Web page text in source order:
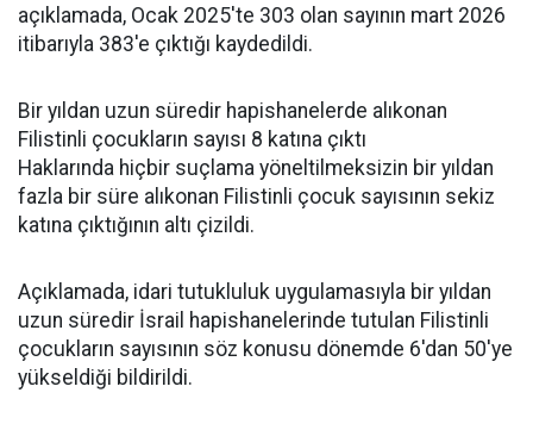
açıklamada, Ocak 2025'te 303 olan sayının mart 2026
itibarıyla 383'e çıktığı kaydedildi.
Bir yıldan uzun süredir hapishanelerde alıkonan
Filistinli çocukların sayısı 8 katına çıktı
Haklarında hiçbir suçlama yöneltilmeksizin bir yıldan
fazla bir süre alıkonan Filistinli çocuk sayısının sekiz
katına çıktığının altı çizildi.
Açıklamada, idari tutukluluk uygulamasıyla bir yıldan
uzun süredir İsrail hapishanelerinde tutulan Filistinli
çocukların sayısının söz konusu dönemde 6'dan 50'ye
yükseldiği bildirildi.